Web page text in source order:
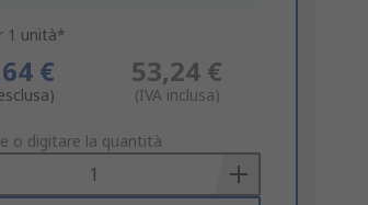
1 unità*
€ 53,24 €
(IVA inclusa)
o digitare la quantità